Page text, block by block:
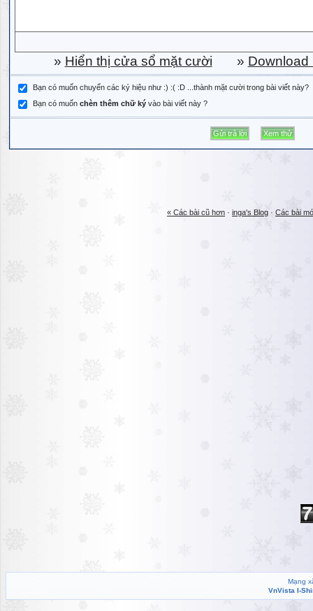
» Hiển thị cửa sổ mặt cười » Download
Bạn có muốn chuyển các ký hiệu như :) :( :D ...thành mặt cười trong bài viết này?
Bạn có muốn chèn thêm chữ ký vào bài viết này ?
« Các bài cũ hơn · inga's Blog · Các bài
Mạng
VnVista I-